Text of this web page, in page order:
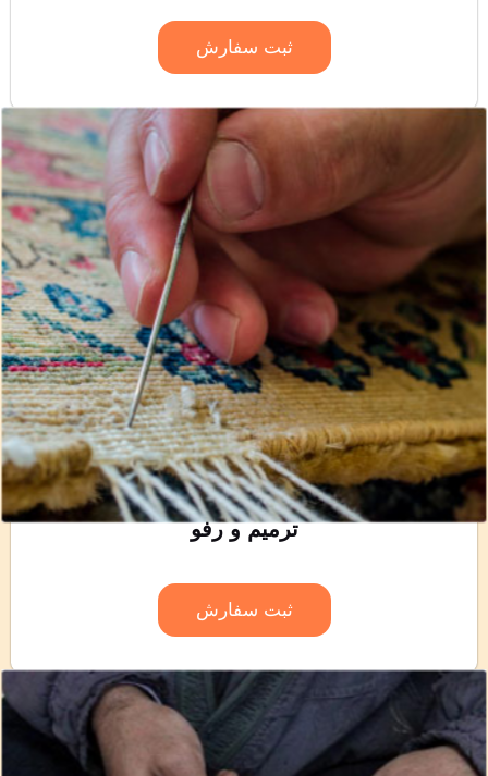
ثبت سفارش
ترمیم و رفو
ثبت سفارش